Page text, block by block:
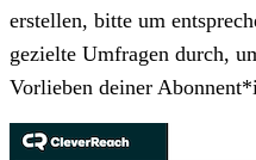
erstellen, bitte um
gezielte Umfragen durch,
Vorlieben deiner